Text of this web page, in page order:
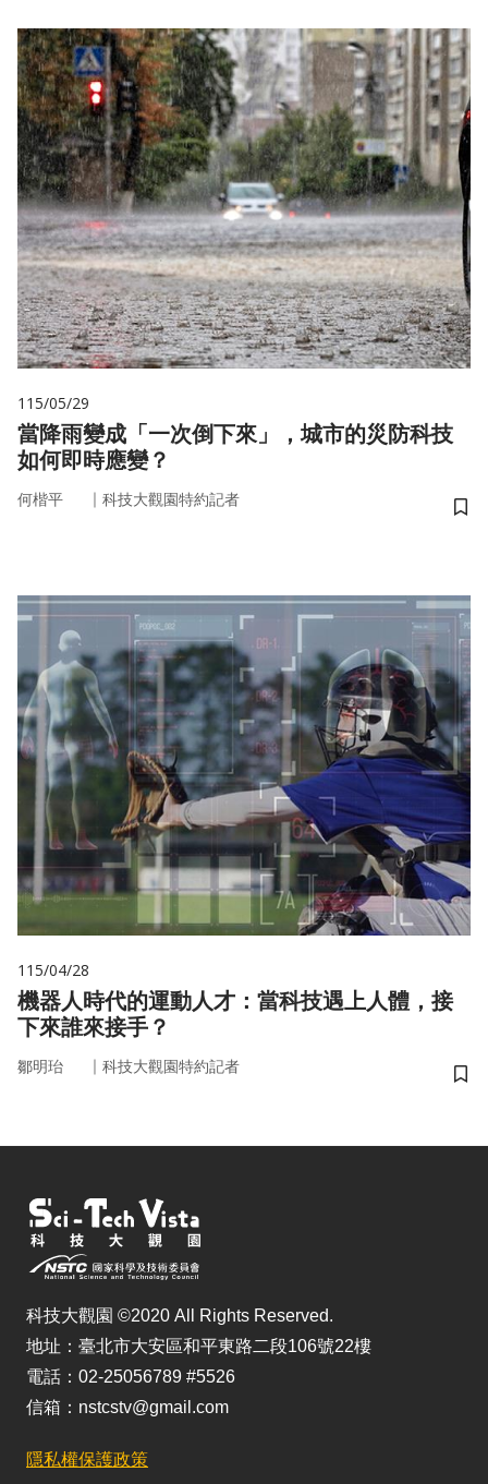
115/05/29
當降雨變成「一次倒下來」，城市的災防科技
如何即時應變？
何楷平 ｜ 科技大觀園特約記者
儲
115/04/28
機器人時代的運動人才：當科技遇上人體，接
下來誰來接手？
鄒明珆 ｜ 科技大觀園特約記者
儲
科技大觀園 ©2020 All Rights Reserved.
地址：臺北市大安區和平東路二段106號22樓
電話：02-25056789 #5526
信箱：nstcstv@gmail.com
隱私權保護政策